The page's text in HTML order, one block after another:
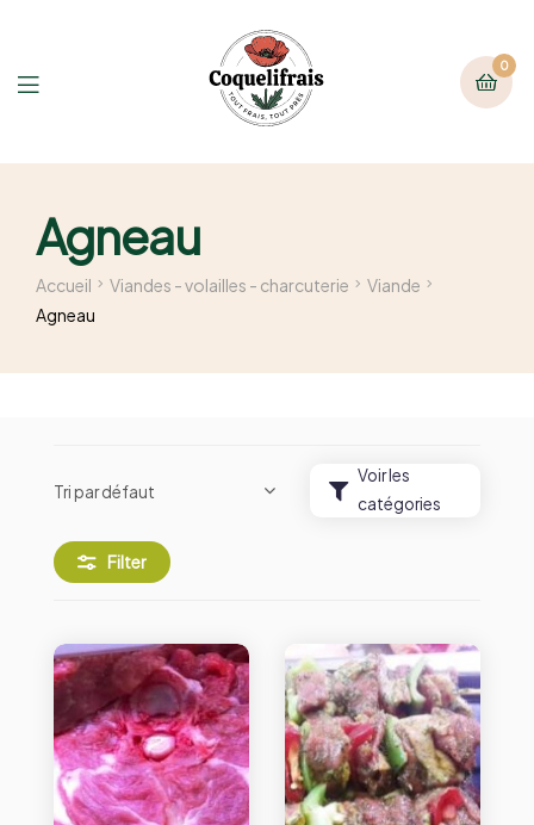
0
Agneau
Accueil Viandes - volailles - charcuterie
Viande
Agneau
Voir les
catégories
Filter